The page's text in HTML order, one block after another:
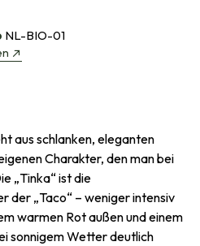
NL-BIO-01
aus schlanken, eleganten
Charakter, den man bei
„Tinka“ ist die
der „Taco“ – weniger intensiv
warmen Rot außen und einem
sonnigem Wetter deutlich